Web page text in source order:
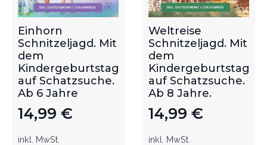
Einhorn
Schnitzeljagd. Mit
dem
Kindergeburtstag
auf Schatzsuche.
Ab 6 Jahre
14,99 €
inkl. MwSt.
Weltreise
Schnitzeljagd. Mit
dem
Kindergeburtstag
auf Schatzsuche.
Ab 8 Jahre.
14,99 €
inkl. MwSt.